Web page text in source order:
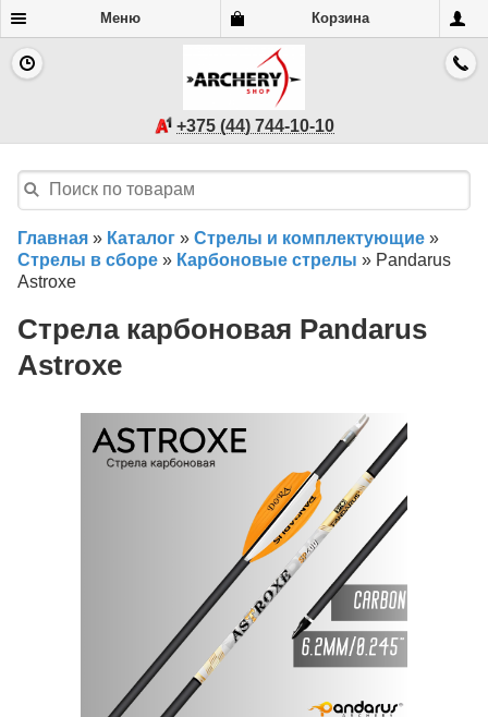
Меню Корзина
+375 (44) 744-10-10
Главная » Каталог » Стрелы и комплектующие »
Стрелы в сборе » Карбоновые стрелы » Pandarus
Astroxe
Стрела карбоновая Pandarus
Astroxe